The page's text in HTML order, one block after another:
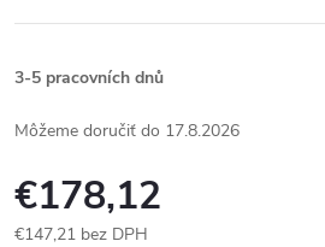
3-5 pracovních dnů
17.8.2026
€178,12
€147,21 bez DPH